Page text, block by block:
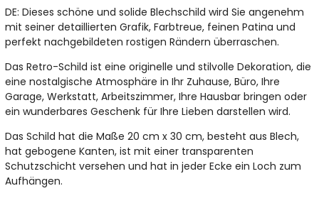
DE: Dieses schöne und solide Blechschild wird Sie angenehm
mit seiner detaillierten Grafik, Farbtreue, feinen Patina und
perfekt nachgebildeten rostigen Rändern überraschen.
Das Retro-Schild ist eine originelle und stilvolle Dekoration, die
eine nostalgische Atmosphäre in Ihr Zuhause, Büro, Ihre
Garage, Werkstatt, Arbeitszimmer, Ihre Hausbar bringen oder
ein wunderbares Geschenk für Ihre Lieben darstellen wird.
Das Schild hat die Maße 20 cm x 30 cm, besteht aus Blech,
hat gebogene Kanten, ist mit einer transparenten
Schutzschicht versehen und hat in jeder Ecke ein Loch zum
Aufhängen.